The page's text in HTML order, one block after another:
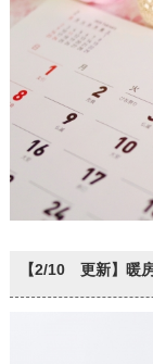
【2/10 更新】暖